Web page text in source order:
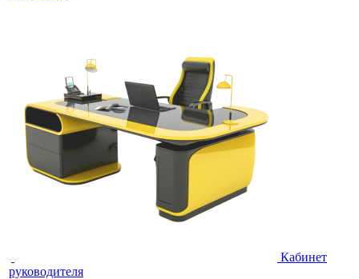
Кабинет
руководителя